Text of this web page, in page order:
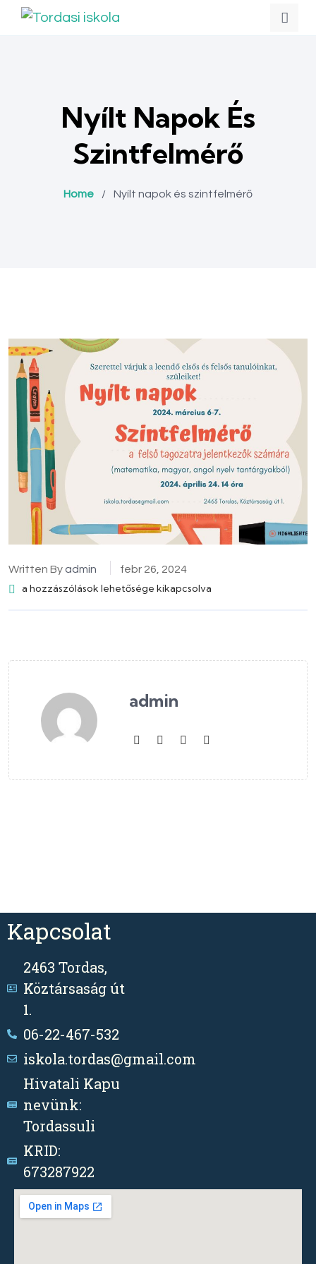
Nyílt Napok És
Szintfelmérő
Home / Nyílt napok és szintfelmérő
Written By admin febr 26, 2024
a hozzászólások lehetősége kikapcsolva
admin
Kapcsolat
2463 Tordas,
Köztársaság út
1.
06-22-467-532
iskola.tordas@gmail.com
Hivatali Kapu
nevünk:
Tordassuli
KRID:
673287922